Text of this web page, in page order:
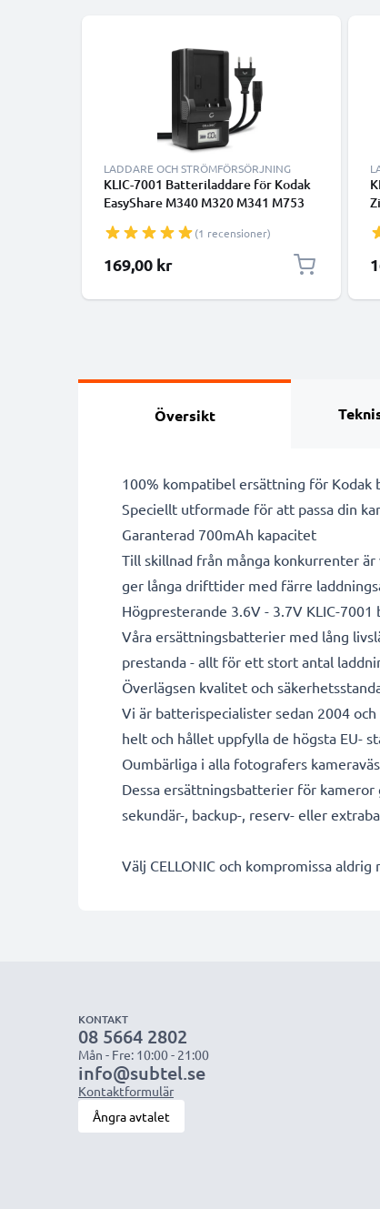
LADDARE OCH STRÖMFÖRSÖRJNING
KLIC-7001 Batteriladdare för Kodak
EasyShare M340 M320 M341 M753
V610 V705 Kamerabatterier från
CELLONIC
(1 recensioner)
169,00 kr
Översikt
100% kompatibel ersättning för Kodak
Speciellt utformade för att passa din
Garanterad 700mAh kapacitet
Till skillnad från många konkurrenter
ger långa drifttider med färre
Högpresterande 3.6V - 3.7V KLIC-7001
Våra ersättningsbatterier med lång
prestanda - allt för ett stort antal
Överlägsen kvalitet och
Vi är batterispecialister sedan 2004
helt och hållet uppfylla de högsta EU-
Oumbärliga i alla fotografers
Dessa ersättningsbatterier för
sekundär-, backup-, reserv- eller
Välj CELLONIC och kompromissa
KONTAKT
08 5664 2802
Mån - Fre: 10:00 - 21:00
info@subtel.se
Kontaktformulär
Ångra avtalet